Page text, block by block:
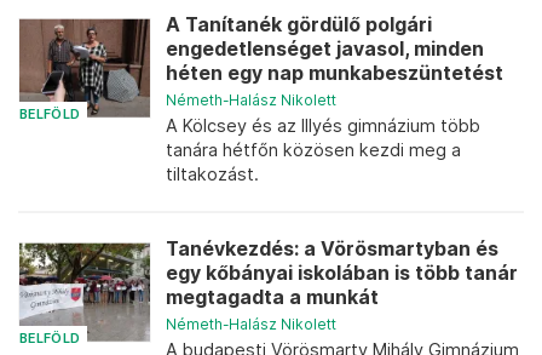
BELFÖLD
A Tanítanék gördülő polgári
engedetlenséget javasol, minden
héten egy nap munkabeszüntetést
Németh-Halász Nikolett
A Kölcsey és az Illyés gimnázium több
tanára hétfőn közösen kezdi meg a
tiltakozást.
BELFÖLD
Tanévkezdés: a Vörösmartyban és
egy kőbányai iskolában is több tanár
megtagadta a munkát
Németh-Halász Nikolett
A budapesti Vörösmarty Mihály Gimnázium